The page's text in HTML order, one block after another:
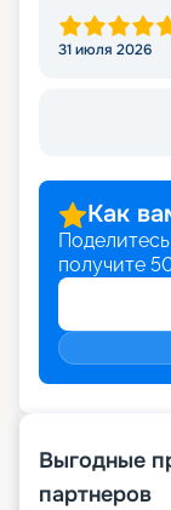
31 июля 2026
Как
получите
Выгодные
партнеров